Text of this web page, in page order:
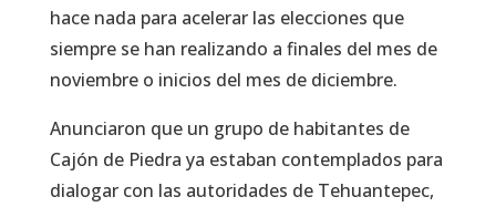
hace nada para acelerar las elecciones que
siempre se han realizando a finales del mes de
noviembre o inicios del mes de diciembre.
Anunciaron que un grupo de habitantes de
Cajón de Piedra ya estaban contemplados para
dialogar con las autoridades de Tehuantepec,